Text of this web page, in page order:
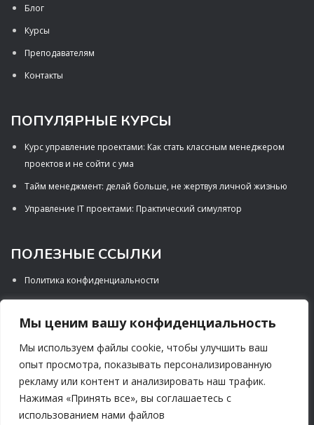
Мы ценим вашу конфиденциальность
Мы используем файлы cookie, чтобы улучшить ваш
опыт просмотра, показывать персонализированную
рекламу или контент и анализировать наш трафик.
Нажимая «Принять все», вы соглашаетесь с
использованием нами файлов
Блог
Курсы
Преподавателям
Контакты
ПОПУЛЯРНЫЕ КУРСЫ
Курс управление проектами: Как стать классным менеджером
проектов и не сойти с ума
Тайм менеджмент: делай больше, не жертвуя личной жизнью
Управление IT проектами: Практический симулятор
ПОЛЕЗНЫЕ ССЫЛКИ
Политика конфиденциальности
Порядок предоставления услуги
Правила процедуры возврата
СОЦИАЛЬНЫЕ СЕТИ